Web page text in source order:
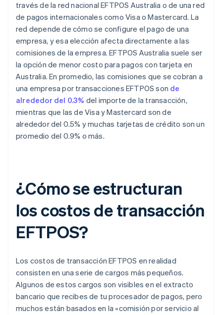
través de la red nacional EFTPOS Australia o de una red
de pagos internacionales como Visa o Mastercard. La
red depende de cómo se configure el pago de una
empresa, y esa elección afecta directamente a las
comisiones de la empresa. EFTPOS Australia suele ser
la opción de menor costo para pagos con tarjeta en
Australia. En promedio, las comisiones que se cobran a
una empresa por transacciones EFTPOS son de
alrededor del 0.3% del importe de la transacción,
mientras que las de Visa y Mastercard son de
alrededor del 0.5% y muchas tarjetas de crédito son un
promedio del 0.9% o más.
¿Cómo se estructuran
los costos de transacción
EFTPOS?
Los costos de transacción EFTPOS en realidad
consisten en una serie de cargos más pequeños.
Algunos de estos cargos son visibles en el extracto
bancario que recibes de tu procesador de pagos, pero
muchos están basados en la «comisión por servicio al